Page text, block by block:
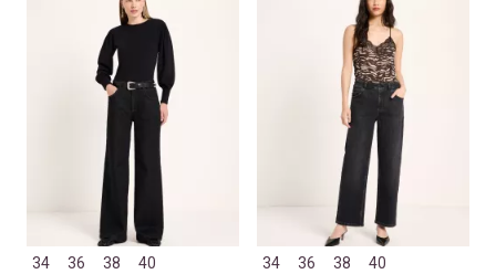
34 36 38 40 34 36 38 40